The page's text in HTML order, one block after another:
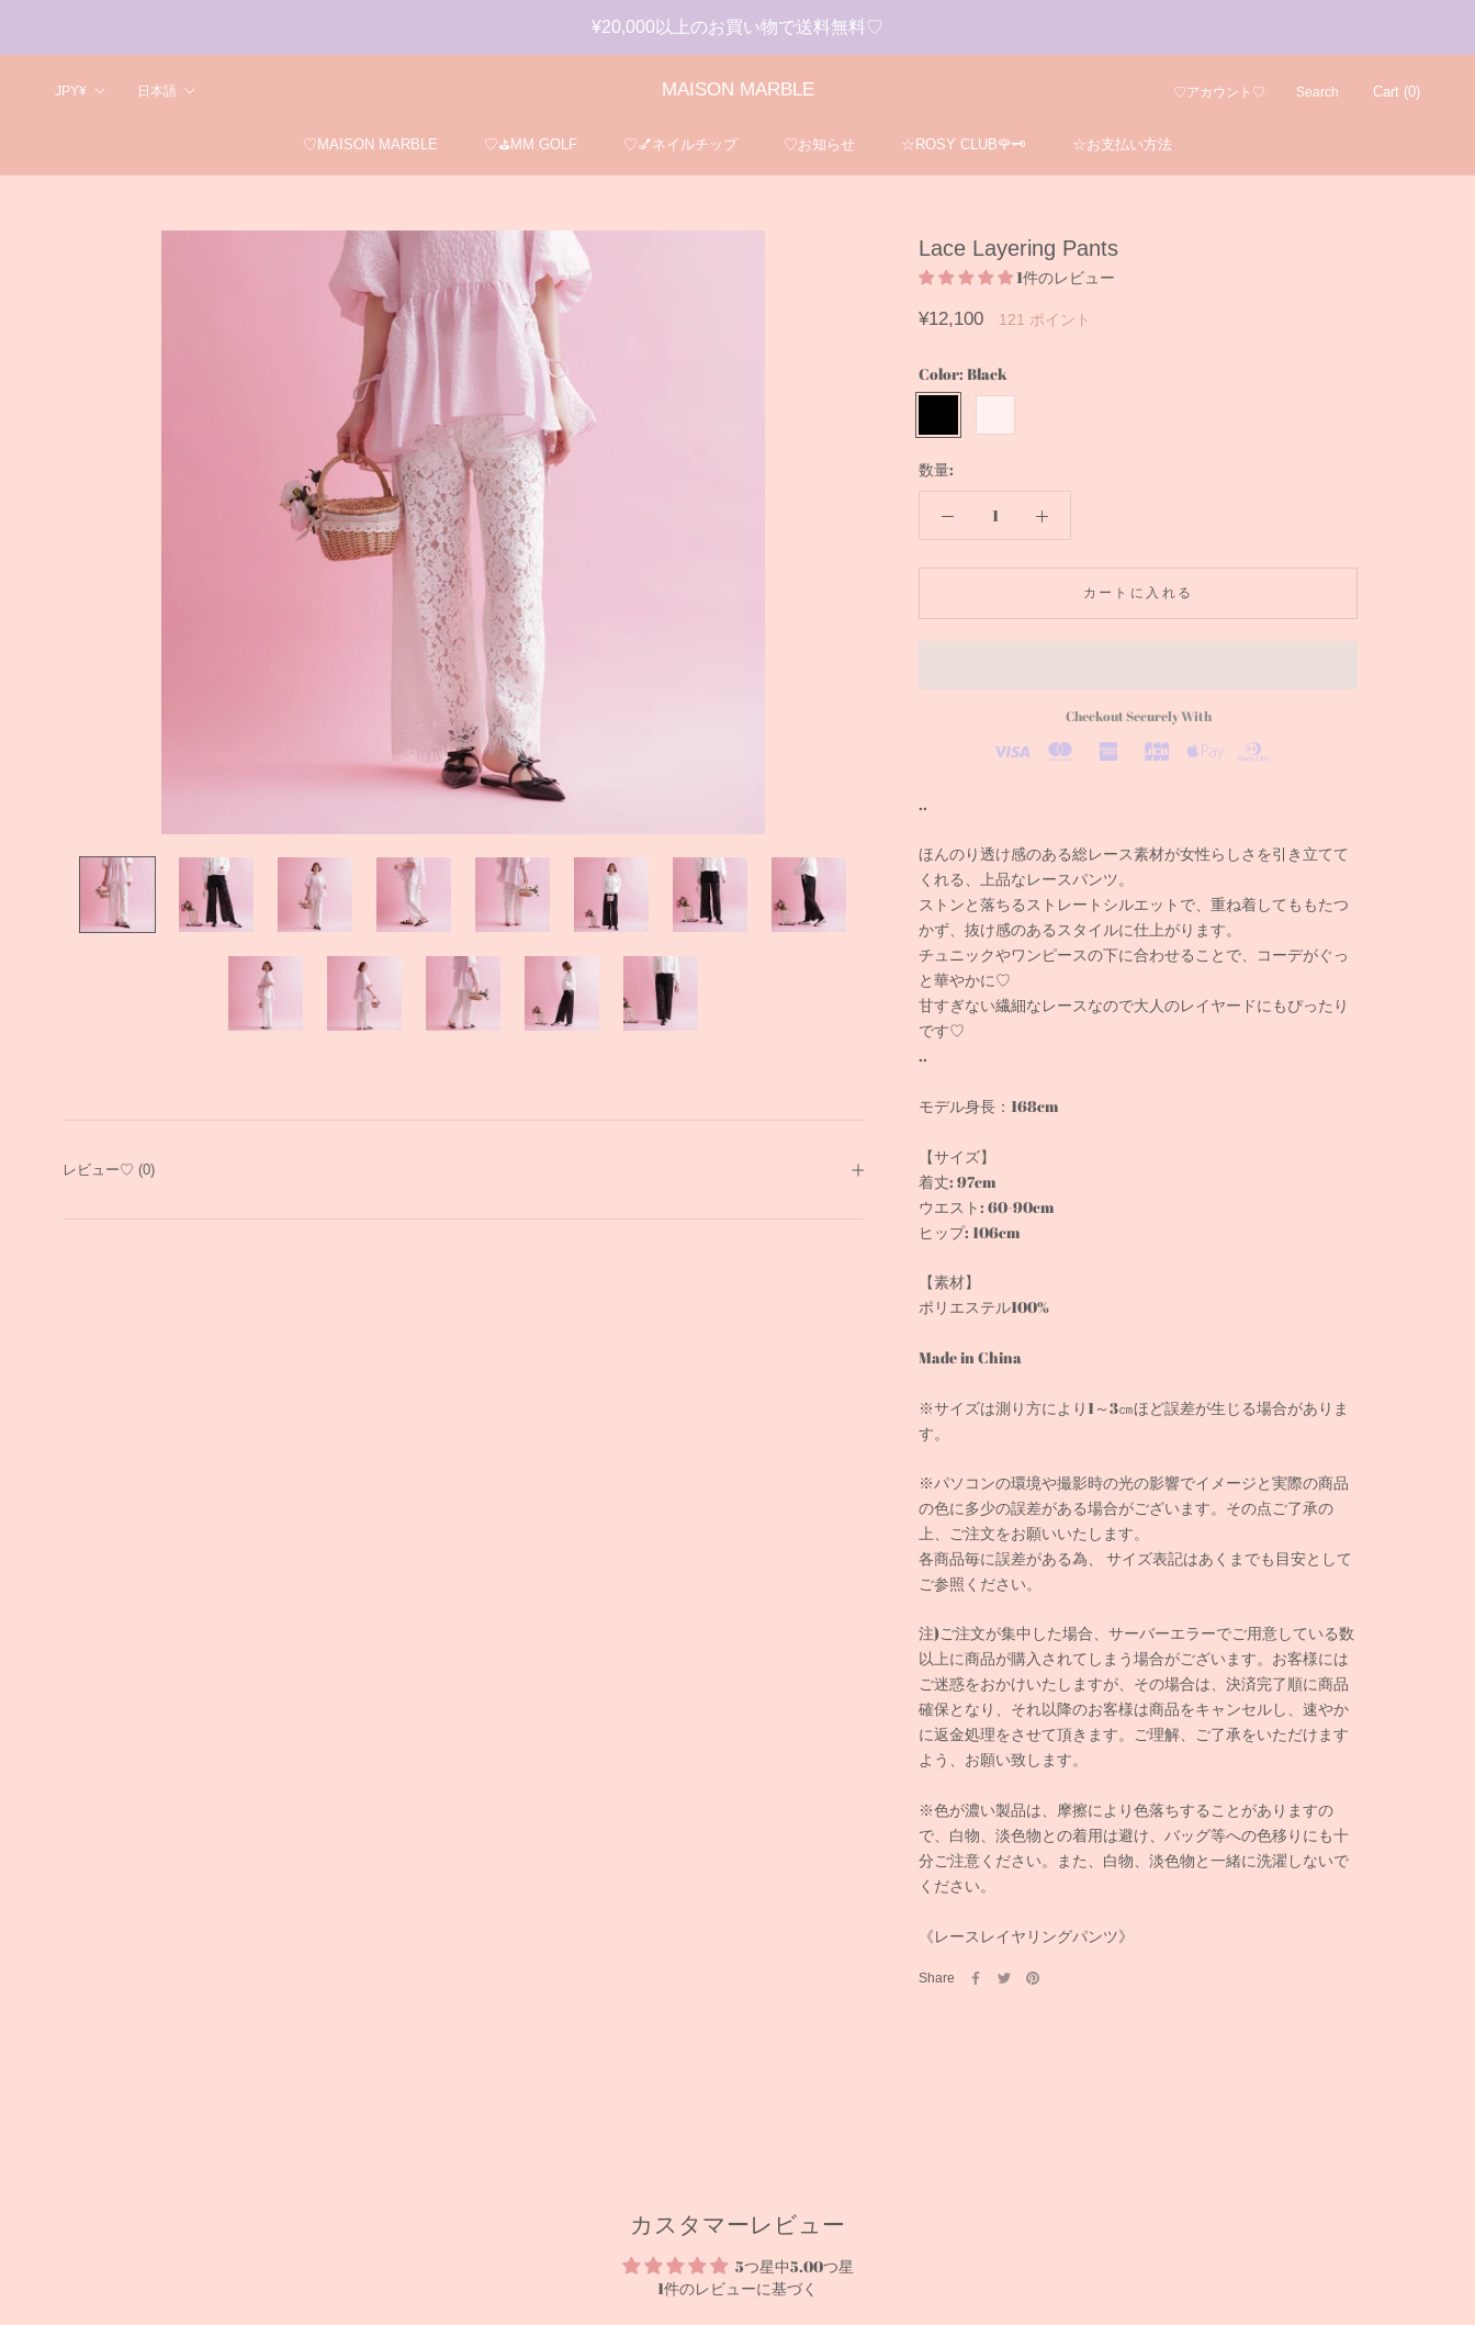
ッ
¥20,000以上のお買い物で送料無料♡
♡MAISON MARBLE
♡⛳️MM GOLF
♡💅ネイルチップ
♡お知らせ
☆ROSY CLUB🌹🗝️
☆お支払い方法
Currency
JPY¥ Language
日本語 MAISON MARBLE ♡アカウント♡ Search Cart (0)
Lace Layering Pants
1件のレビュー
¥12,100
121 ポイント
Color: Black
数量:
カートに入れる
Checkout Securely With
..
ほんのり透け感のある総レース素材が女性らしさを引き立てて
くれる、上品なレースパンツ。
ストンと落ちるストレートシルエットで、重ね着してももたつ
かず、抜け感のあるスタイルに仕上がります。
チュニックやワンピースの下に合わせることで、コーデがぐっ
と華やかに♡
甘すぎない繊細なレースなので大人のレイヤードにもぴったり
です♡
..
モデル身長：168cm
【サイズ】
着丈: 97cm
ウエスト: 60-90cm
ヒップ: 106cm
【素材】
ポリエステル100%
Made in China
※サイズは測り方により1～3㎝ほど誤差が生じる場合がありま
す。
※パソコンの環境や撮影時の光の影響でイメージと実際の商品
の色に多少の誤差がある場合がございます。その点ご了承の
上、ご注文をお願いいたします。
各商品毎に誤差がある為、 サイズ表記はあくまでも目安として
ご参照ください。
注)ご注文が集中した場合、サーバーエラーでご用意している数
以上に商品が購入されてしまう場合がございます。お客様には
ご迷惑をおかけいたしますが、その場合は、決済完了順に商品
確保となり、それ以降のお客様は商品をキャンセルし、速やか
に返金処理をさせて頂きます。ご理解、ご了承をいただけます
よう、お願い致します。
※色が濃い製品は、摩擦により色落ちすることがありますの
で、白物、淡色物との着用は避け、バッグ等への色移りにも十
分ご注意ください。また、白物、淡色物と一緒に洗濯しないで
ください。
《レースレイヤリングパンツ》
Share
レビュー♡ (0)
カスタマーレビュー
5つ星中5.00つ星
1件のレビューに基づく